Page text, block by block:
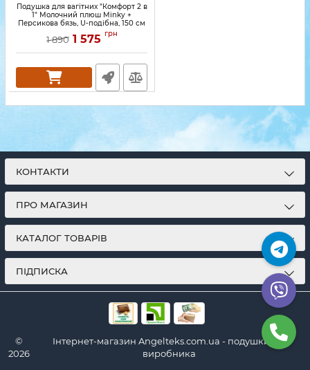
Подушка для вагітних "Комфорт 2 в
1" Молочний плюш Minky +
Персикова бязь, U-подібна, 150 см
1 890 1 575 грн
КОНТАКТИ
ПРО МАГАЗИН
КАТАЛОГ ТОВАРІВ
ПІДПИСКА
©
2026
Інтернет-магазин Angelteks.com.ua - подушки від
виробника